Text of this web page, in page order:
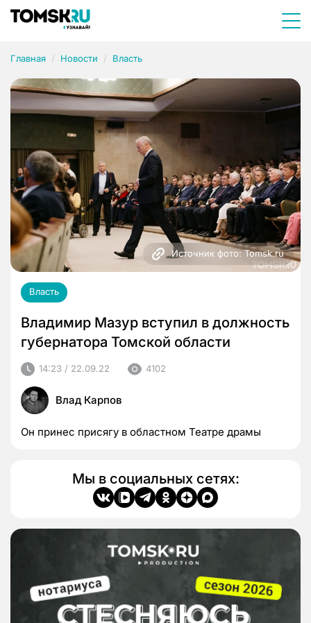
Главная Новости Власть
Источник фото: Tomsk.ru
Власть
Владимир Мазур вступил в должность
губернатора Томской области
14:23 / 22.09.22 4102
Влад Карпов
Он принес присягу в областном Театре драмы
Мы в социальных сетях: